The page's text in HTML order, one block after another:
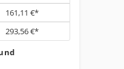
161,11 €*
293,56 €*